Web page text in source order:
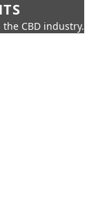
CBD industry.